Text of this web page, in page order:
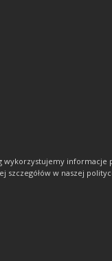
wykorzystujemy
szczegółów w naszej